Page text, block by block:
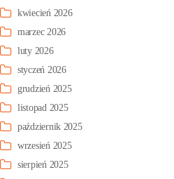
kwiecień 2026
marzec 2026
luty 2026
styczeń 2026
grudzień 2025
listopad 2025
październik 2025
wrzesień 2025
sierpień 2025